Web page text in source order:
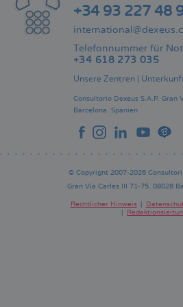
+34 93 227 48
Telefonnummer für
+34 618 273 035
Unsere Zentren
Consultorio Dexeus S.A.P. Gran
Barcelona. Spanien
© Copyright 2007-2026
Gran Via Carles III 71-75. 08028
Rechtlicher Hinweis